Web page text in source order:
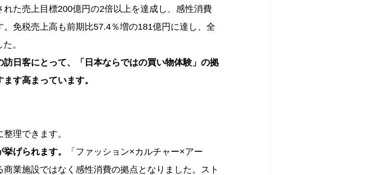
た売上目標200億円の2倍以上を達成し、感性消費
免税売上高も前期比57.4％増の181億円に達し、全
。
日客にとって、「日本ならではの買い物体験」の拠
す高まっています。
理できます。
げられます。
「ファッション×カルチャー×アー
業施設ではなく感性消費の拠点となりました。スト